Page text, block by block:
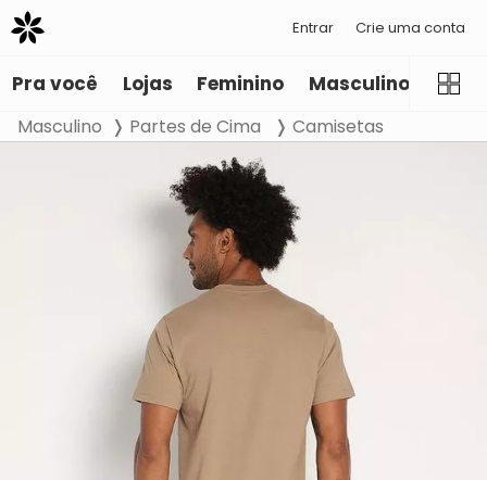
Entrar Crie uma conta
Pra você Lojas Feminino Masculino
Masculino Partes de Cima Camisetas